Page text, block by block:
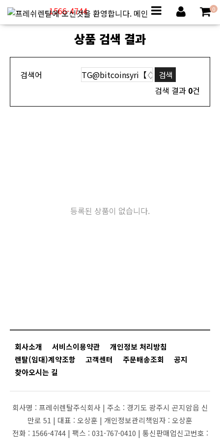
1566-4744 0
상품 검색 결과
검색어
검색 결과 0건
등록된 상품이 없습니다.
회사소개 서비스이용약관
개인정보 처리방침
렌탈(임대)계약조항
고객센터 주문배송조회
공지
찾아오시는 길
회사명 : 프레쉬렌탈주식회사 | 주소 : 경기도 광주시 곤지암읍 신
만로 51 | 대표 : 오상훈 | 개인정보관리책임자 : 오상훈
전화 : 1566-4744 | 팩스 : 031-767-0410 | 통신판매업신고번호 :